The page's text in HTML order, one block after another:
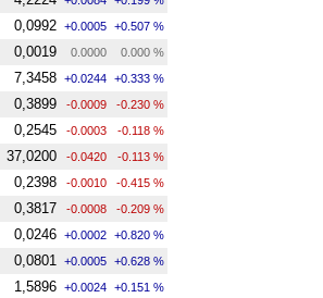
0,0992 +0.0005 +0.507 %
0,0019 0.0000 0.000 %
7,3458 +0.0244 +0.333 %
0,3899 -0.0009 -0.230 %
0,2545 -0.0003 -0.118 %
37,0200 -0.0420 -0.113 %
0,2398 -0.0010 -0.415 %
0,3817 -0.0008 -0.209 %
0,0246 +0.0002 +0.820 %
0,0801 +0.0005 +0.628 %
1,5896 +0.0024 +0.151 %